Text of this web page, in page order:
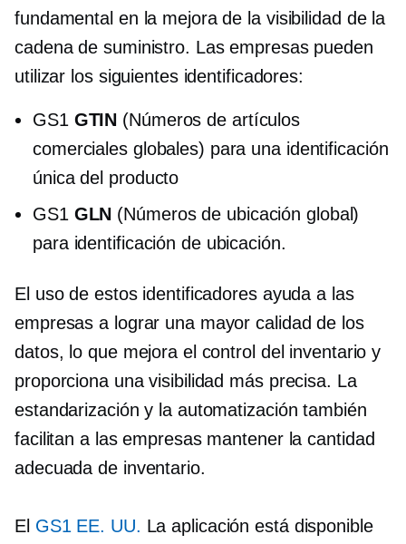
fundamental en la mejora de la visibilidad de la
cadena de suministro. Las empresas pueden
utilizar los siguientes identificadores:
GS1 GTIN (Números de artículos
comerciales globales) para una identificación
única del producto
GS1 GLN (Números de ubicación global)
para identificación de ubicación.
El uso de estos identificadores ayuda a las
empresas a lograr una mayor calidad de los
datos, lo que mejora el control del inventario y
proporciona una visibilidad más precisa. La
estandarización y la automatización también
facilitan a las empresas mantener la cantidad
adecuada de inventario.
El GS1 EE. UU. La aplicación está disponible